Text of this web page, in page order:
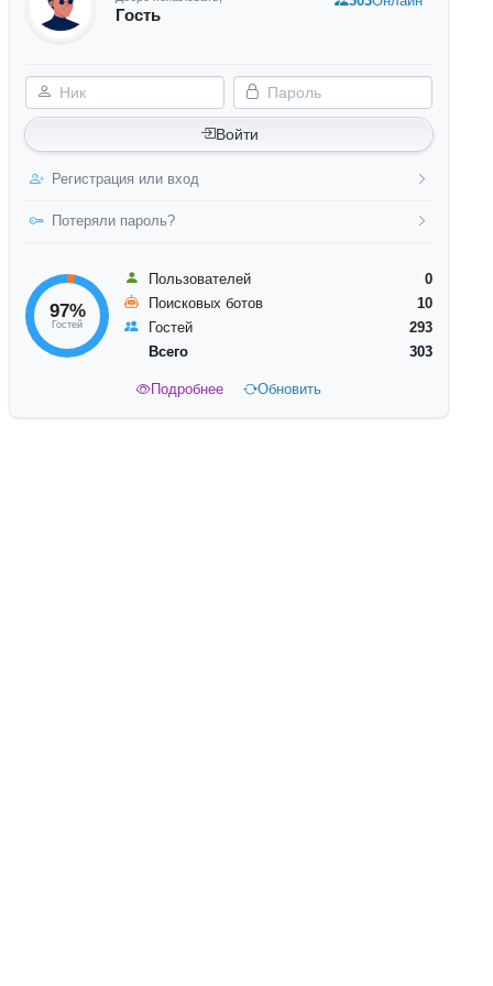
Гость
Ник Пароль
Войти
Регистрация или вход
Потеряли пароль?
97%
Гостей
Пользователей
0
Поисковых ботов
10
Гостей
293
Всего
303
Подробнее Обновить